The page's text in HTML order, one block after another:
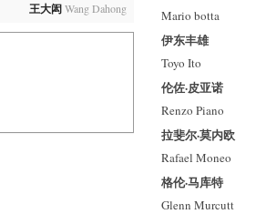
王大闳Wang Dahong Mario botta
伊东丰雄
Toyo Ito
伦佐·皮亚诺
Renzo Piano
拉斐尔·莫内欧
Rafael Moneo
格伦·马库特
Glenn Murcutt